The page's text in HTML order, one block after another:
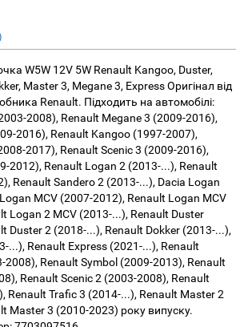
W5W 12V 5W Renault Kangoo, Duster,
Master 3, Megane 3, Express Оригінал від
Renault. Підходить на автомобілі:
2008), Renault Megane 3 (2009-2016),
2016), Renault Kangoo (1997-2007),
2017), Renault Scenic 3 (2009-2016),
2012), Renault Logan 2 (2013-...), Renault
Renault Sandero 2 (2013-...), Dacia Logan
MCV (2007-2012), Renault Logan MCV
Logan 2 MCV (2013-...), Renault Duster
Duster 2 (2018-...), Renault Dokker (2013-...),
...), Renault Express (2021-...), Renault
2008), Renault Symbol (2009-2013), Renault
Renault Scenic 2 (2003-2008), Renault
Renault Trafic 3 (2014-...), Renault Master 2
Master 3 (2010-2023) року випуску.